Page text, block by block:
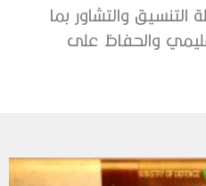
التنسيق والتشاور بما
والحفاظ على